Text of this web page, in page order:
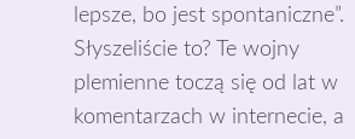
lepsze, bo jest spontaniczne”.
Słyszeliście to? Te wojny
plemienne toczą się od lat w
komentarzach w internecie, a